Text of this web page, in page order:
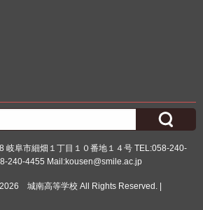
岐阜市細畑１丁目１０番地１４号 TEL:058-240-
240-4455 Mail:kousen@smile.ac.jp
城南高等学校All Rights Reserved. |